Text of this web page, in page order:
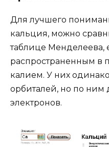
Для лучшего
кальция, можно
таблице
распространенным в
калием. У них
орбиталей, но по ним
электронов.